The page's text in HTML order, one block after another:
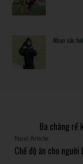
Nhan sắc
Ba chàng rể
Next Article
Chế độ ăn cho người